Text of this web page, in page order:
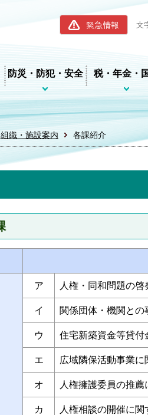
筑西市ホームページ
緊急情報 文
防災・防犯・安全 税・年金・
組織・施設案内 各課紹介
ア 人権・同和問題の啓
イ 関係団体・機関との
ウ 住宅新築資金等貸付
エ 広域隣保活動事業に
オ 人権擁護委員の推薦
カ 人権相談の開催に関